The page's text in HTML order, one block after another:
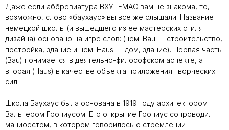
Даже если аббревиатура ВХУТЕМАС вам не знакома, то,
возможно, слово «баухаус» вы все же слышали. Название
немецкой школы (и вышедшего из ее мастерских стиля
дизайна) основано на игре слов: (нем. Bau — строительство,
постройка, здание и нем. Haus — дом, здание). Первая часть
(Bau) понимается в деятельно-философском аспекте, а
вторая (Haus) в качестве объекта приложения творческих
сил.
Школа Баухаус была основана в 1919 году архитектором
Вальтером Гропиусом. Его открытие Гропиус сопроводил
манифестом, в котором говорилось о стремлении